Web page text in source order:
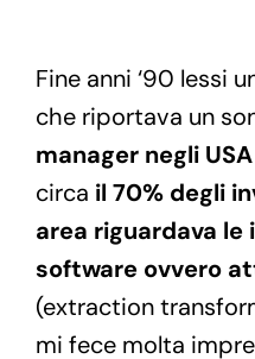
Fine anni ‘90 lessi
che riportava un
manager negli USA
circa il 70% degli
area riguardava
software ovvero
(extraction
mi fece molta